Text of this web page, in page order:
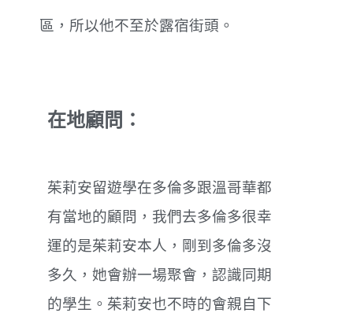
區，所以他不至於露宿街頭。
在地顧問：
茱莉安留遊學在多倫多跟溫哥華都
有當地的顧問，我們去多倫多很幸
運的是茱莉安本人，剛到多倫多沒
多久，她會辦一場聚會，認識同期
的學生。茱莉安也不時的會親自下